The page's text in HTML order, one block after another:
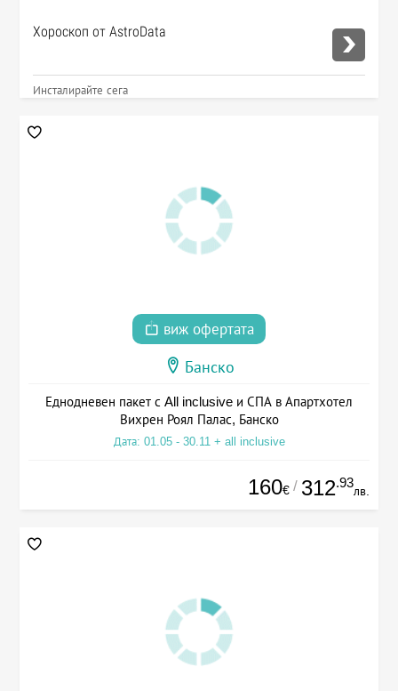
Хороскоп от AstroData
Инсталирайте сега
виж офертата
Банско
Еднодневен пакет с All inclusive и СПА в Апартхотел
Вихрен Роял Палас, Банско
Дата: 01.05 - 30.11 + all inclusive
160€ / 312.93
лв.